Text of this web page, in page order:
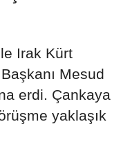
Irak Kürt
Mesud
erdi. Çankaya
yaklaşık